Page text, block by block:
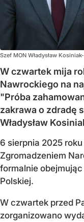
Szef MON Władysław
W czwartek mija
Nawrockiego na
"Próba
zakrawa o zdradę
Władysław
6 sierpnia 2025 roku
Zgromadzeniem
formalnie
Polskiej.
W czwartek przed
zorganizowano